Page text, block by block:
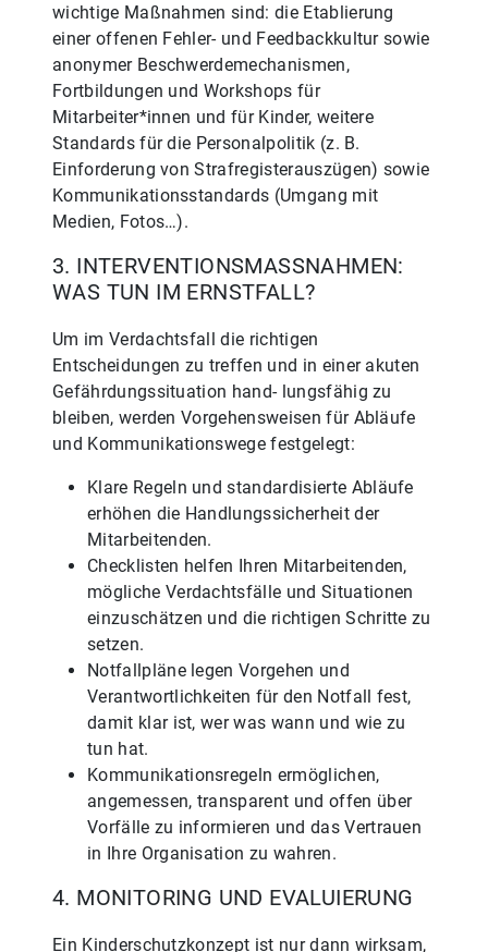
wichtige Maßnahmen sind: die Etablierung
einer offenen Fehler- und Feedbackkultur sowie
anonymer Beschwerdemechanismen,
Fortbildungen und Workshops für
Mitarbeiter*innen und für Kinder, weitere
Standards für die Personalpolitik (z. B.
Einforderung von Strafregisterauszügen) sowie
Kommunikationsstandards (Umgang mit
Medien, Fotos…).
3. INTERVENTIONSMASSNAHMEN: W
AS TUN IM ERNSTFALL?
Um im Verdachtsfall die richtigen
Entscheidungen zu treffen und in einer akuten
Gefährdungssituation hand- lungsfähig zu
bleiben, werden Vorgehensweisen für Abläufe
und Kommunikationswege festgelegt:
Klare Regeln und standardisierte Abläufe
erhöhen die Handlungssicherheit der
Mitarbeitenden.
Checklisten helfen Ihren Mitarbeitenden,
mögliche Verdachtsfälle und Situationen
einzuschätzen und die richtigen Schritte zu
setzen.
Notfallpläne legen Vorgehen und
Verantwortlichkeiten für den Notfall fest,
damit klar ist, wer was wann und wie zu
tun hat.
Kommunikationsregeln ermöglichen,
angemessen, transparent und offen über
Vorfälle zu informieren und das Vertrauen
in Ihre Organisation zu wahren.
4. MONITORING UND EVALUIERUNG
Ein Kinderschutzkonzept ist nur dann wirksam,